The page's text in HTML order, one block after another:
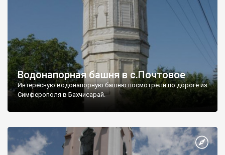
Водонапорная башня в с.Почтовое
Интересную водонапорную башню посмотрели по дороге из
Симферополя в Бахчисарай.